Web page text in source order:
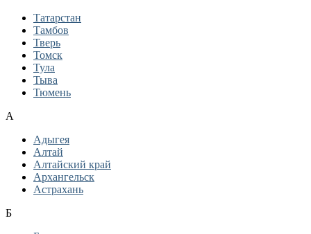
Татарстан
Тамбов
Тверь
Томск
Тула
Тыва
Тюмень
А
Адыгея
Алтай
Алтайский край
Архангельск
Астрахань
Б